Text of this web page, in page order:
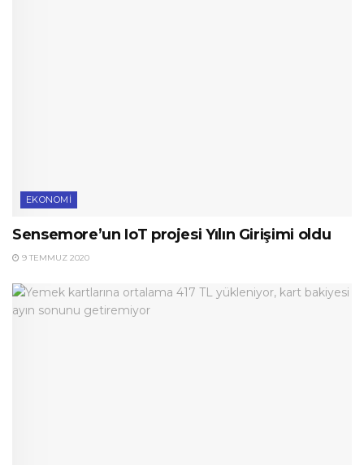
EKONOMI
Sensemore’un IoT projesi Yılın Girişimi oldu
9 TEMMUZ 2020